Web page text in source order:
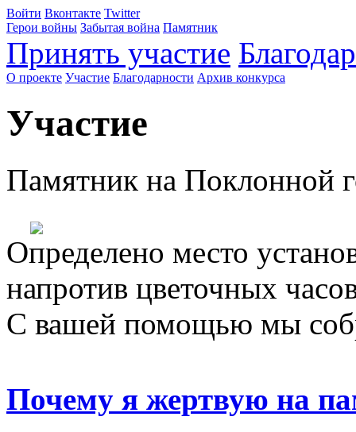
Войти Вконтакте Twitter
Герои войны Забытая война Памятник
Принять участие
О проекте Участие Благодарности Архив конкурса
Участие
Памятник на Поклонной
Определено место
напротив цветочных
С вашей помощью мы
Почему я жертвую на